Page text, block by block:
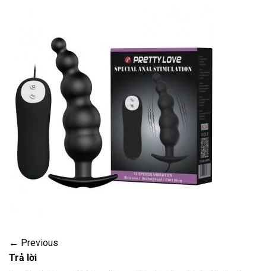
← Previous
Trả lời